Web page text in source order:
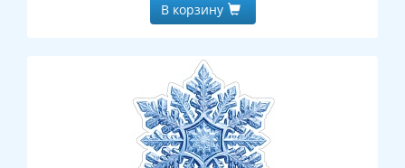
В корзину